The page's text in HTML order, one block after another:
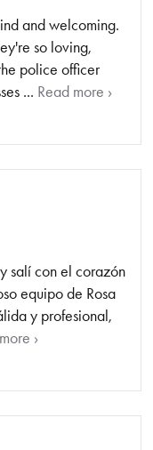
and welcoming.
so loving,
police officer
... Read more ›
salí con el corazón
equipo de Rosa
y profesional,
›